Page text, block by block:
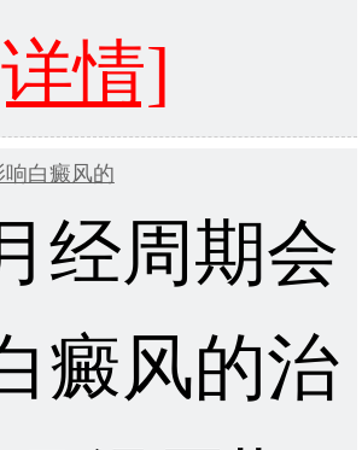
情]
白癜风的
经周期会
癜风的治